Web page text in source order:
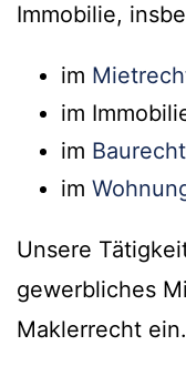
Immobilie,
im
im
im Baurecht
im
Unsere
gewerbliches
Maklerrecht ein.